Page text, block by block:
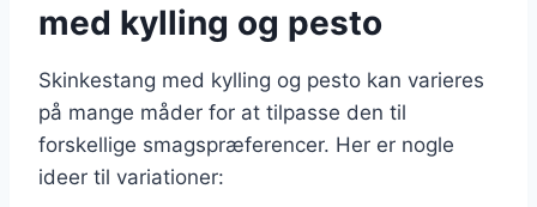
med kylling og pesto
Skinkestang med kylling og pesto kan varieres
på mange måder for at tilpasse den til
forskellige smagspræferencer. Her er nogle
ideer til variationer: